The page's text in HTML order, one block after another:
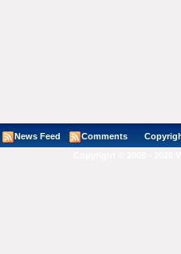
News Feed Comments Copyright